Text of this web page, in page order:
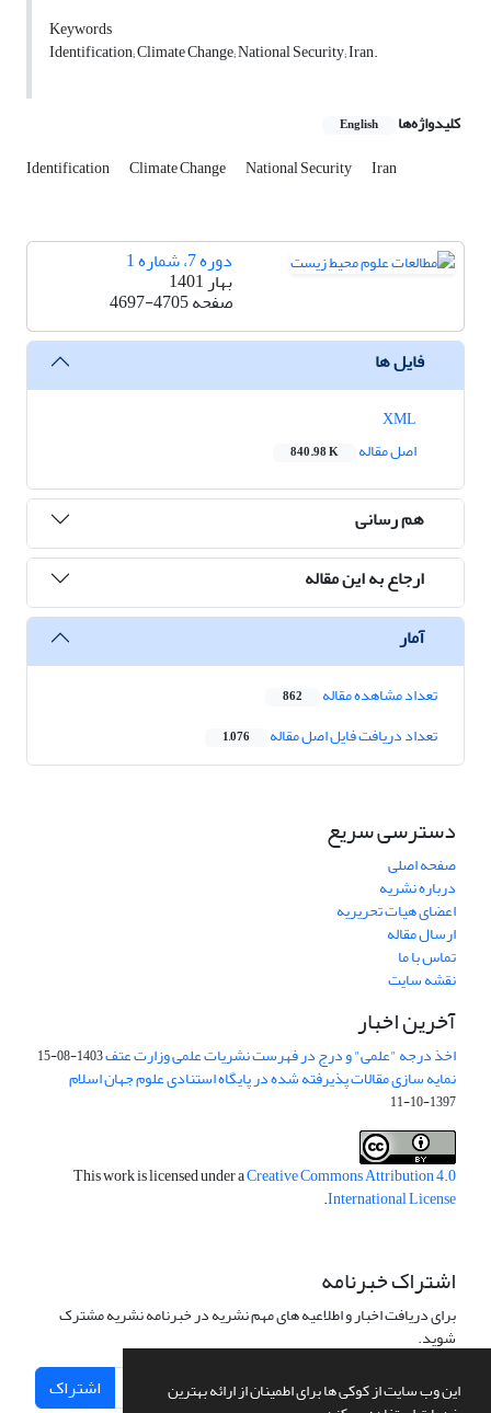
این وب سایت از کوکی ها برای اطمینان از ارائه بهترین
Keywords
Identification; Climate Change; National Security; Iran.
کلیدواژه‌ها English
Identification Climate Change National Security Iran
دوره 7، شماره 1
بهار 1401
صفحه4697-4705
فایل ها
اصل مقاله
840.98 K
هم رسانی
ارجاع به این مقاله
آمار
تعداد مشاهده مقاله 862
تعداد دریافت فایل اصل مقاله 1,076
دسترسی سریع
صفحه اصلی
درباره نشریه
اعضای هیات تحریریه
ارسال مقاله
تماس با ما
نقشه سایت
آخرین اخبار
اخذ درجه "علمی" و درج در فهرست نشریات علمی وزارت عتف1403-08-15
نمایه سازی مقالات پذیرفته شده در پایگاه استنادی علوم جهان اسلام
1397-10-11
This work is licensed under aCreative Commons Attribution 4.0
International License
.
اشتراک خبرنامه
برای دریافت اخبار و اطلاعیه های مهم نشریه در خبرنامه نشریه مشترک
شوید.
اشتراک